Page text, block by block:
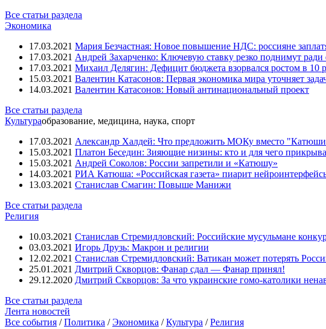
Все статьи раздела
Экономика
17.03.2021 Мария Безчастная: Новое повышение НДС: россияне
17.03.2021 Андрей Захарченко: Ключевую ставку резко поднимут
17.03.2021 Михаил Делягин: Дефицит бюджета взорвался ростом в 10
15.03.2021 Валентин Катасонов: Первая экономика мира уточняет
14.03.2021 Валентин Катасонов: Новый антинациональный проект
Все статьи раздела
Культураобразование, медицина, наука, спорт
17.03.2021 Александр Халдей: Что предложить МОКу вместо
15.03.2021 Платон Беседин: Зияющие низины: кто и для чего
15.03.2021 Андрей Соколов: России запретили и «Катюшу»
14.03.2021 РИА Катюша: «Российская газета» пиарит
13.03.2021 Станислав Смагин: Повыше Манижи
Все статьи раздела
Религия
10.03.2021 Станислав Стремидловский: Российские мусульмане
03.03.2021 Игорь Друзь: Макрон и религии
12.02.2021 Станислав Стремидловский: Ватикан может потерять
25.01.2021 Дмитрий Скворцов: Фанар сдал — Фанар принял!
29.12.2020 Дмитрий Скворцов: За что украинские гомо-католики
Все статьи раздела
Лента новостей
Все события /Политика /Экономика /Культура /Религия